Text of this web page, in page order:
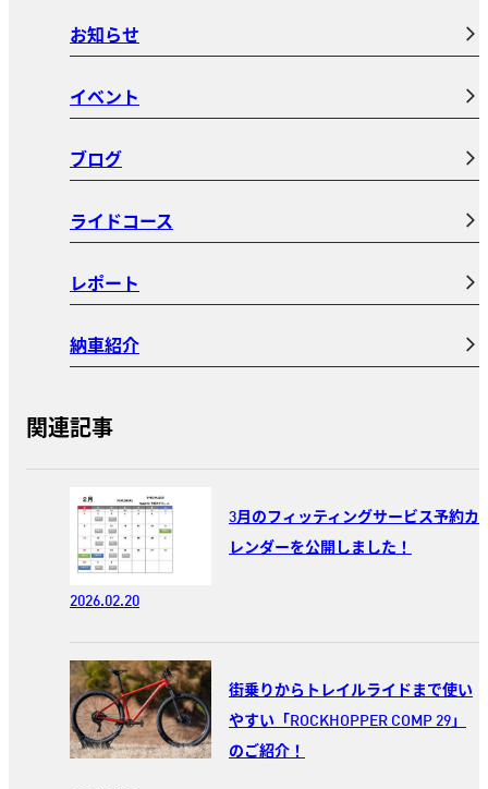
お知らせ
イベント
ブログ
ライドコース
レポート
納車紹介
関連記事
3月のフィッティングサービス予約カ
レンダーを公開しました！
2026.02.20
街乗りからトレイルライドまで使い
やすい「ROCKHOPPER COMP 29」
のご紹介！